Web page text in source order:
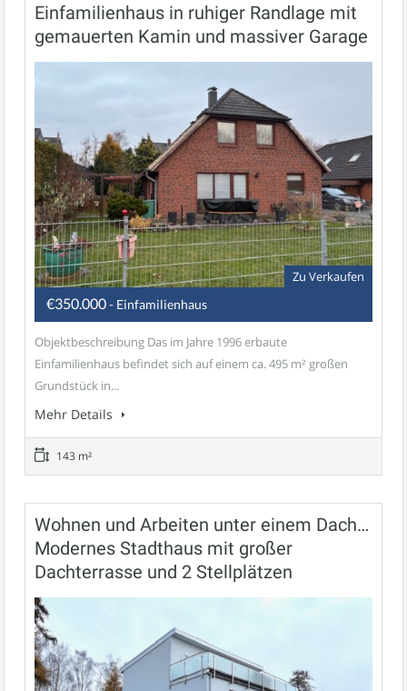
Einfamilienhaus in ruhiger Randlage mit
gemauerten Kamin und massiver Garage
Zu Verkaufen
€350.000- Einfamilienhaus
Objektbeschreibung Das im Jahre 1996 erbaute
Einfamilienhaus befindet sich auf einem ca. 495 m² großen
Grundstück in...
Mehr Details
143 m²
Wohnen und Arbeiten unter einem Dach…
Modernes Stadthaus mit großer
Dachterrasse und 2 Stellplätzen